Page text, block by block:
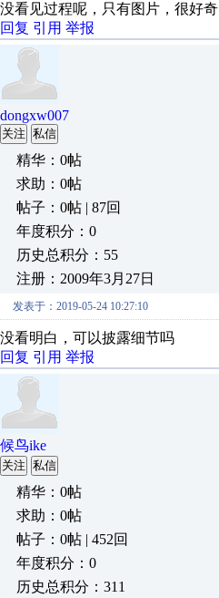
没看见过程呢，只有图片，很好奇
回复 引用 举报
dongxw007
关注 私信
精华：0帖
求助：0帖
帖子：0帖 | 87回
年度积分：0
历史总积分：55
注册：2009年3月27日
发表于：2019-05-24 10:27:10
没看明白，可以披露细节吗
回复 引用 举报
候鸟ike
关注 私信
精华：0帖
求助：0帖
帖子：0帖 | 452回
年度积分：0
历史总积分：311